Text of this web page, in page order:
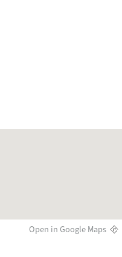
Open in Google Maps